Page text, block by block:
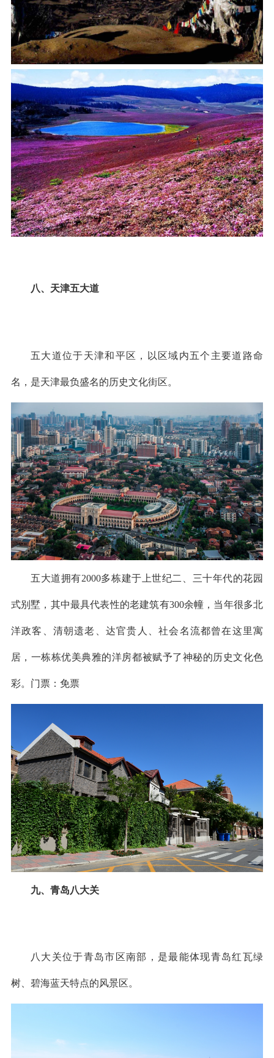
八、天津五大道
五大道位于天津和平区，以区域内五个主要道路命
名，是天津最负盛名的历史文化街区。
五大道拥有2000多栋建于上世纪二、三十年代的花园
式别墅，其中最具代表性的老建筑有300余幢，当年很多北
洋政客、清朝遗老、达官贵人、社会名流都曾在这里寓
居，一栋栋优美典雅的洋房都被赋予了神秘的历史文化色
彩。门票：免票
九、青岛八大关
八大关位于青岛市区南部，是最能体现青岛红瓦绿
树、碧海蓝天特点的风景区。